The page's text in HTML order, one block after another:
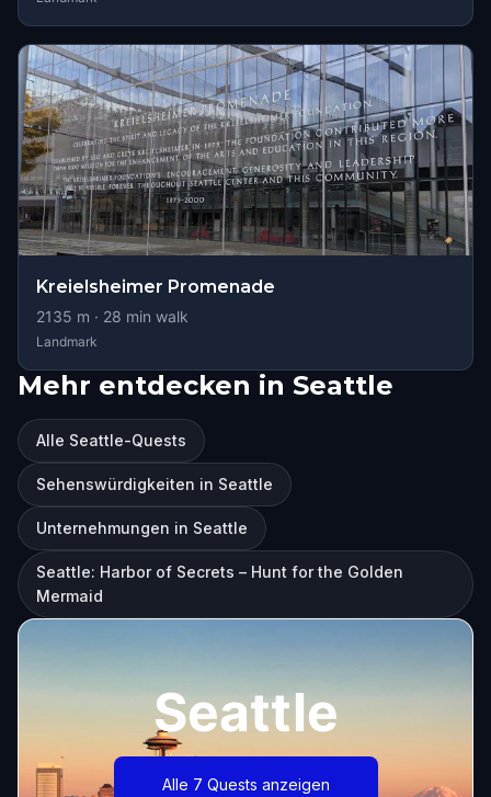
Kreielsheimer Promenade
2135 m · 28 min walk
Landmark
Mehr entdecken in Seattle
Alle Seattle-Quests
Sehenswürdigkeiten in Seattle
Unternehmungen in Seattle
Seattle: Harbor of Secrets – Hunt for the Golden
Mermaid
Seattle
Alle 7 Quests anzeigen